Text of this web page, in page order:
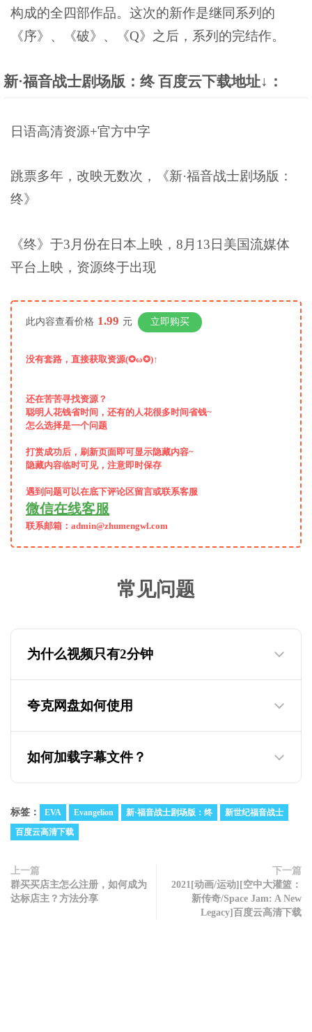
构成的全四部作品。这次的新作是继同系列的
《序》、《破》、《Q》之后，系列的完结作。
新·福音战士剧场版：终 百度云下载地址↓：
日语高清资源+官方中字
跳票多年，改映无数次，《新·福音战士剧场版：
终》
《终》于3月份在日本上映，8月13日美国流媒体
平台上映，资源终于出现
此内容查看价格 1.99 元 立即购买
没有套路，直接获取资源(✪ω✪)↑
还在苦苦寻找资源？
聪明人花钱省时间，还有的人花很多时间省钱~
怎么选择是一个问题
打赏成功后， 刷新页面即可显示隐藏内容~
隐藏内容临时可见，注意即时保存
遇到问题可以在底下评论区留言或联系客服
微信在线客服
联系邮箱：admin@zhumengwl.com
常见问题
为什么视频只有2分钟
夸克网盘如何使用
如何加载字幕文件？
标签： EVA Evangelion 新·福音战士剧场版：终
新世纪福音战士
百度云高清下载
上一篇
群买买店主怎么注册，如何成为
达标店主？方法分享
下一篇
2021[动画/运动][空中大灌篮：
新传奇/Space Jam: A New
Legacy]百度云高清下载